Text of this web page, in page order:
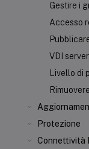
Gestire i
Accesso
VDI server
Livello di
Protezione
Connettività